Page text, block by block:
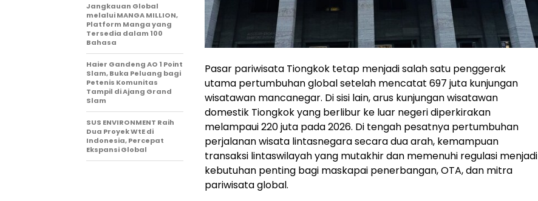
Pasar pariwisata Tiongkok tetap menjadi salah satu penggerak
utama pertumbuhan global setelah mencatat 697 juta kunjungan
wisatawan mancanegar. Di sisi lain, arus kunjungan wisatawan
domestik Tiongkok yang berlibur ke luar negeri diperkirakan
melampaui 220 juta pada 2026. Di tengah pesatnya pertumbuhan
perjalanan wisata lintasnegara secara dua arah, kemampuan
transaksi lintaswilayah yang mutakhir dan memenuhi regulasi menjadi
kebutuhan penting bagi maskapai penerbangan, OTA, dan mitra
pariwisata global.
Jangkauan Global
melalui MANGA MILLION,
Platform Manga yang
Tersedia dalam 100
Bahasa
Haier Gandeng AO 1 Point
Slam, Buka Peluang bagi
Petenis Komunitas
Tampil di Ajang Grand
Slam
SUS ENVIRONMENT Raih
Dua Proyek WtE di
Indonesia, Percepat
Ekspansi Global